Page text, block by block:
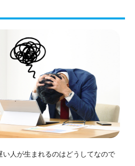
人が生まれるのはどうしてなので